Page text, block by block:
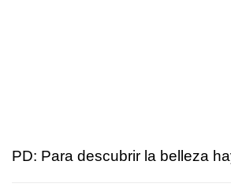
PD: Para descubrir la belleza